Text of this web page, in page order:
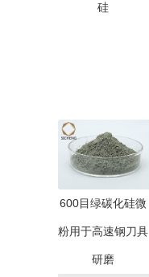
硅
600目绿碳化硅微
粉用于高速钢刀具
研磨